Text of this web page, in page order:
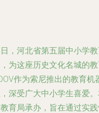
，河北省第五届中小学
为这座历史文化名城的
作为索尼推出的教育
深受广大中小学生喜爱
育局承办，旨在通过实